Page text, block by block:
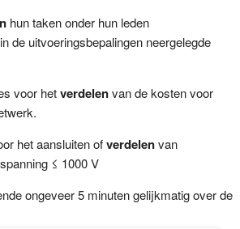
hun taken onder hun leden
de uitvoeringsbepalingen neergelegde
voor hetverdelenvan de kosten voor
het aansluiten ofverdelenvan
≤ 1000 V
ongeveer 5 minuten gelijkmatig over de